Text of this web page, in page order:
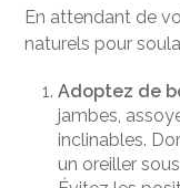
En attendant de
naturels pour
Adoptez de
jambes,
inclinables.
un oreiller